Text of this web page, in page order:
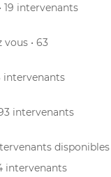
19 intervenants
vous • 63
intervenants
intervenants
disponibles
intervenants